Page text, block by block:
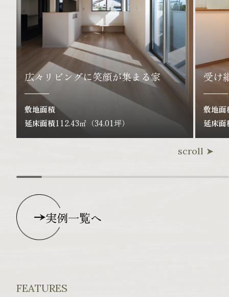
広々リビングに笑顔が集まる家
敷地面積
延床面積112.43㎡（34.01坪）
受け
敷地面
延床面
scroll
実例一覧へ
FEATURES